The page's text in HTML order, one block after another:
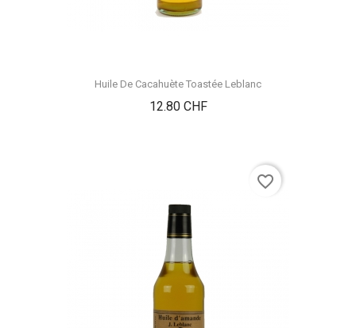
Huile De Cacahuète Toastée Leblanc
12.80 CHFPrix
favorite_border